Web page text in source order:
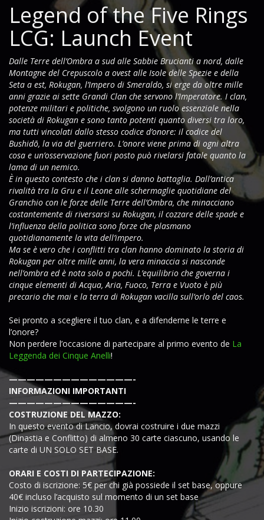
Legend of the Five Rings
LCG: Launch Event
Dalle Terre dell’Ombra a sud alle Sabbie Brucianti a nord, dalle
Montagne del Crepuscolo a ovest alle Isole delle Spezie e della
Seta a est, Rokugan, l’Impero di Smeraldo, si erge da oltre mille
anni grazie ai sette Grandi Clan che servono l’Imperatore. I clan,
potenze militari e politiche, svolgono un ruolo essenziale nella
società di Rokugan e sono tanto potenti quanto diversi tra loro,
ma tutti vincolati dallo stesso codice d’onore: il codice del
Bushidō, la via del guerriero. L’onore viene prima di ogni altra
cosa e un’osservazione fuori posto può rivelarsi fatale quanto la
lama di un nemico.
È in questo contesto che i clan si danno battaglia. Dall’antica
rivalità tra la Gru e il Leone alle schermaglie quotidiane del
Granchio con le forze delle Terre dell’Ombra, che minacciano
costantemente di riversarsi su Rokugan, il cozzare delle spade e
l’influenza della politica sono forze che plasmano
quotidianamente la vita dell’impero.
Ma se è vero che i conflitti tra clan hanno dominato la storia di
Rokugan per oltre mille anni, la vera minaccia si nasconde
nell’ombra ed è nota solo a pochi. L’equilibrio che governa i
cinque elementi di Acqua, Aria, Fuoco, Terra e Vuoto è più
precario che mai e la terra di Rokugan vacilla sull’orlo del caos.
Sei pronto a scegliere il tuo clan, e a difenderne le terre e
l’onore?
Non perdere l’occasione di partecipare al primo evento de La
Leggenda dei Cinque Anelli!
——————————————-
INFORMAZIONI IMPORTANTI
——————————————-
COSTRUZIONE DEL MAZZO:
In questo evento di Lancio, dovrai costruire i due mazzi
(Dinastia e Conflitto) di almeno 30 carte ciascuno, usando le
carte di UN SOLO SET BASE.
ORARI E COSTI DI PARTECIPAZIONE:
Costo di iscrizione: 5€ per chi già possiede il set base, oppure
40€ incluso l’acquisto sul momento di un set base
Inizio iscrizioni: ore 10.30